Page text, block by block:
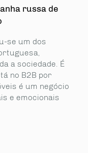
russa de
se um dos
a sociedade. É
no B2B por
é um negócio
e emocionais